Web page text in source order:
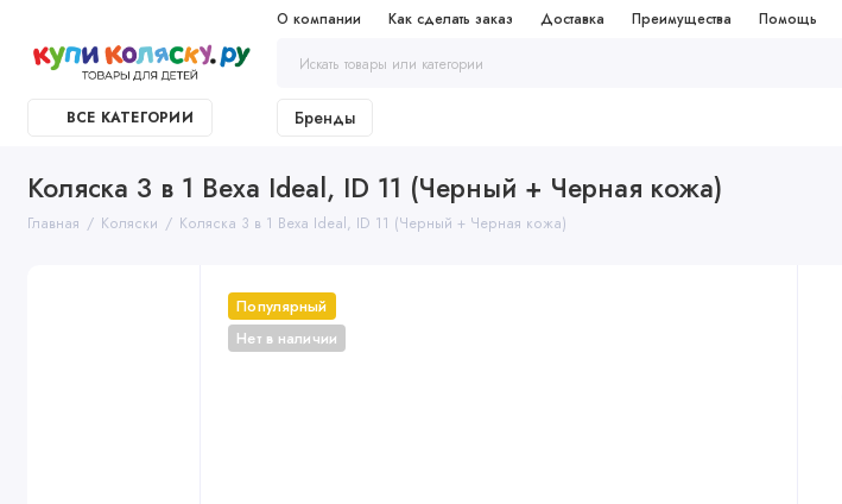
О компании Как сделать заказ Доставка Преимущества Помощь
ВСЕ КАТЕГОРИИ Бренды
Коляска 3 в 1 Bexa Ideal, ID 11 (Черный + Черная кожа)
Главная Коляски Коляска 3 в 1 Bexa Ideal, ID 11 (Черный + Черная кожа)
Популярный
Нет в наличии